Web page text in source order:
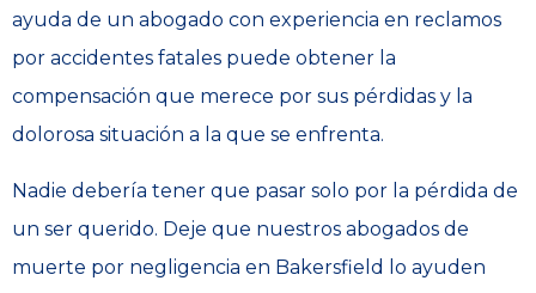
ayuda de un abogado con experiencia en reclamos
por accidentes fatales puede obtener la
compensación que merece por sus pérdidas y la
dolorosa situación a la que se enfrenta.
Nadie debería tener que pasar solo por la pérdida de
un ser querido. Deje que nuestros abogados de
muerte por negligencia en Bakersfield lo ayuden